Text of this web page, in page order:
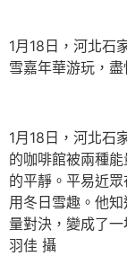
1月18日，河北石
雪嘉年華游玩，
1月18日，河北石
的咖啡館被兩種
的平靜。平易近
用冬日雪趣。他
量對決，變成了
羽佳 攝